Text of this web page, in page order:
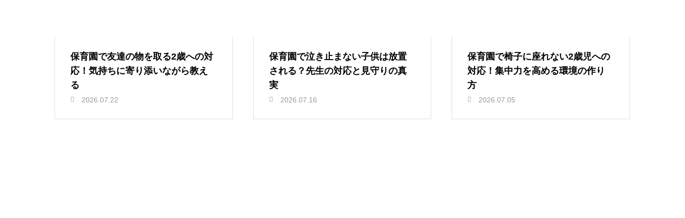
保育園で友達の物を取る2歳への対
応！気持ちに寄り添いながら教え
る
2026.07.22
保育園で泣き止まない子供は放置
される？先生の対応と見守りの真
実
2026.07.16
保育園で椅子に座れない2歳児への
対応！集中力を高める環境の作り
方
2026.07.05